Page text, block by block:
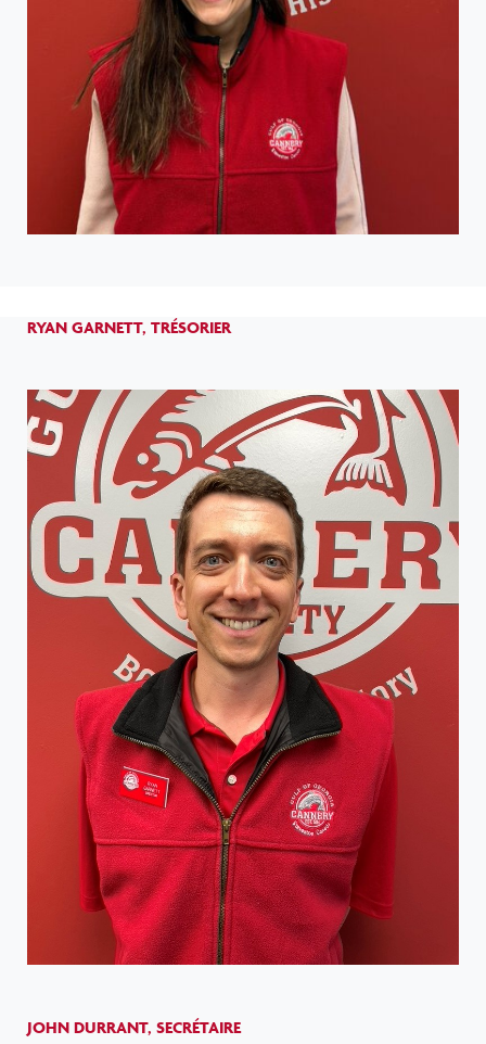
RYAN GARNETT, TRÉSORIER
JOHN DURRANT, SECRÉTAIRE